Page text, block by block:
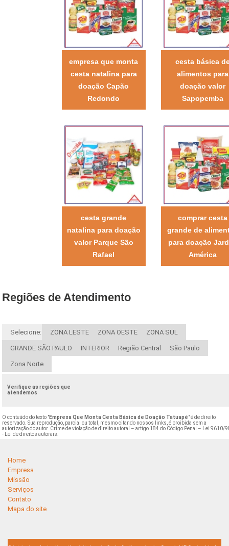
empresa que monta
cesta natalina para
doação Capão
Redondo
cesta básica
alimentos para
doação valor
Sapopemba
cesta grande
natalina para doação
valor Parque São
Rafael
comprar cesta
grande de
para doação
América
Regiões de Atendimento
Selecione: ZONA LESTE ZONA OESTE ZONA SUL
GRANDE SÃO PAULO INTERIOR Região Central São Paulo
Zona Norte
Verifique as regiões que
atendemos
O conteúdo do texto "Empresa Que Monta Cesta Básica de Doação Tatuapé" é de direito
reservado. Sua reprodução, parcial ou total, mesmo citando nossos links, é proibida sem a
autorização do autor. Crime de violação de direito autoral – artigo 184 do Código Penal –
Lei 9610/
- Lei de direitos autorais
Home
Empresa
Missão
Serviços
Contato
Mapa do site